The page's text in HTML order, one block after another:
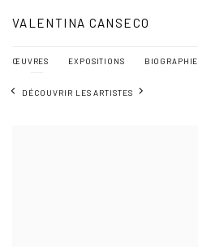
VALENTINA CANSECO
ŒUVRES EXPOSITIONS BIOGRAPHIE
DÉCOUVRIR LES ARTISTES